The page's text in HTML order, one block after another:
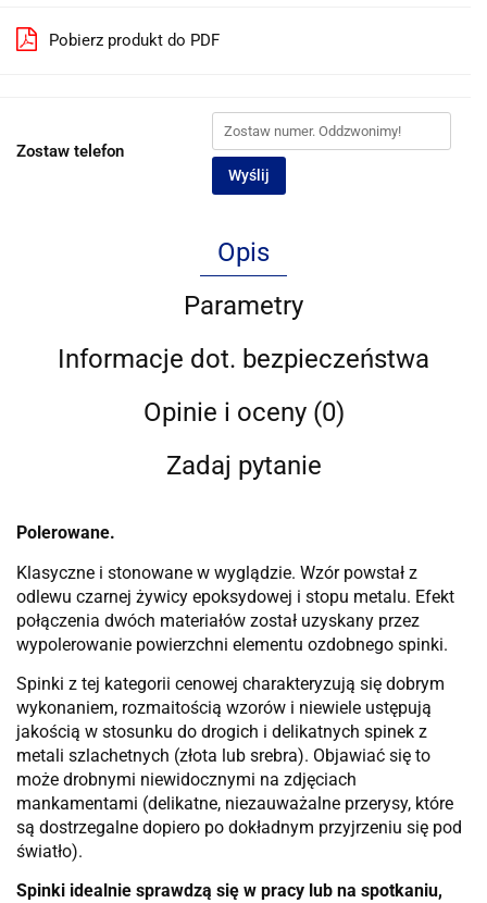
Pobierz produkt do PDF
Zostaw telefon
Wyślij
Opis
Parametry
Informacje dot. bezpieczeństwa
Opinie i oceny (0)
Zadaj pytanie
Polerowane.
Klasyczne i stonowane w wyglądzie. Wzór powstał z
odlewu czarnej żywicy epoksydowej i stopu metalu. Efekt
połączenia dwóch materiałów został uzyskany przez
wypolerowanie powierzchni elementu ozdobnego spinki.
Spinki z tej kategorii cenowej charakteryzują się dobrym
wykonaniem, rozmaitością wzorów i niewiele ustępują
jakością w stosunku do drogich i delikatnych spinek z
metali szlachetnych (złota lub srebra). Objawiać się to
może drobnymi niewidocznymi na zdjęciach
mankamentami (delikatne, niezauważalne przerysy, które
są dostrzegalne dopiero po dokładnym przyjrzeniu się pod
światło).
Spinki idealnie sprawdzą się w pracy lub na spotkaniu,